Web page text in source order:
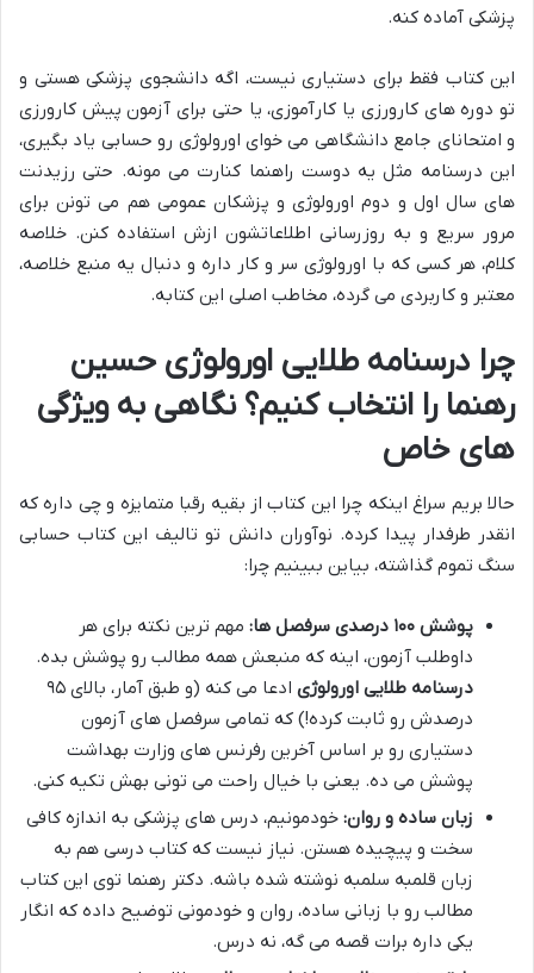
پزشکی آماده کنه.
این کتاب فقط برای دستیاری نیست، اگه دانشجوی پزشکی هستی و
تو دوره های کارورزی یا کارآموزی، یا حتی برای آزمون پیش کارورزی
و امتحانای جامع دانشگاهی می خوای اورولوژی رو حسابی یاد بگیری،
این درسنامه مثل یه دوست راهنما کنارت می مونه. حتی رزیدنت
های سال اول و دوم اورولوژی و پزشکان عمومی هم می تونن برای
مرور سریع و به روزرسانی اطلاعاتشون ازش استفاده کنن. خلاصه
کلام، هر کسی که با اورولوژی سر و کار داره و دنبال یه منبع خلاصه،
معتبر و کاربردی می گرده، مخاطب اصلی این کتابه.
چرا درسنامه طلایی اورولوژی حسین
رهنما را انتخاب کنیم؟ نگاهی به ویژگی
های خاص
حالا بریم سراغ اینکه چرا این کتاب از بقیه رقبا متمایزه و چی داره که
انقدر طرفدار پیدا کرده. نوآوران دانش تو تالیف این کتاب حسابی
سنگ تموم گذاشته، بیاین ببینیم چرا:
پوشش ۱۰۰ درصدی سرفصل ها:
مهم ترین نکته برای هر
داوطلب آزمون، اینه که منبعش همه مطالب رو پوشش بده.
درسنامه طلایی اورولوژی
ادعا می کنه (و طبق آمار، بالای ۹۵
درصدش رو ثابت کرده!) که تمامی سرفصل های آزمون
دستیاری رو بر اساس آخرین رفرنس های وزارت بهداشت
پوشش می ده. یعنی با خیال راحت می تونی بهش تکیه کنی.
زبان ساده و روان: خودمونیم، درس های پزشکی به اندازه کافی
سخت و پیچیده هستن. نیاز نیست که کتاب درسی هم به
زبان قلمبه سلمبه نوشته شده باشه. دکتر رهنما توی این کتاب
مطالب رو با زبانی ساده، روان و خودمونی توضیح داده که انگار
یکی داره برات قصه می گه، نه درس.